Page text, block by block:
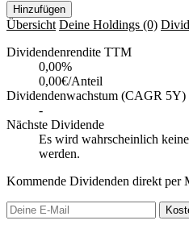
Hinzufügen
Übersicht Deine Holdings (0)
Dividendenrendite TTM
0,00%
0,00€/Anteil
Dividendenwachstum (CAGR 5Y)
-
Nächste Dividende
Es wird wahrscheinlich
werden.
Kommende Dividenden direkt per